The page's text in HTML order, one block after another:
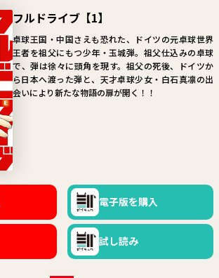
フルドライブ【1】
卓球王国・中国さえも恐れた、ドイツの元卓球世界
王者を祖父にもつ少年・玉城弾。祖父仕込みの卓球
で、弾は徐々に頭角を現す。祖父の死後、ドイツか
ら日本へ渡った弾と、天才卓球少女・白石真凛の出
会いにより新たな物語の扉が開く！！
電子版を購入
試し読み